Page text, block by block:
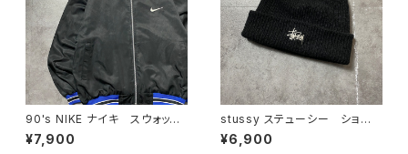
90's NIKE ナイキ スウォッシ
ュ 刺繍ワンポイント バック刺
繍 ラインリブ ブラック×ネイ
¥7,900
stussy ステューシー ショー
ンフォント 刺繍ロゴ アクリル
100% ブラック 黒 ニット
¥6,900